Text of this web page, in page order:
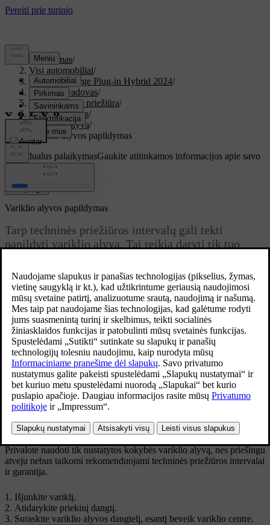
Palaikymas/
Visi automobiliai/
XC60 Recharge Plug-in Hybrid 2024/
Vartotojo vadovas/
Rūpinimasis ir priežiūra/
Variklio skyrius/
Variklio alyva/
Variklio alyvos papildymas
Individualus palaikymasGaukite atitinkamos informacijos apie savo
konkretų automobilį.
Prisijungti
Atnaujinta 2025-04-16
Variklio alyvos papildymas
Tarp techninės priežiūros intervalų gali tekti
papildyti variklio alyvą. Tai reikia daryti tik tuo
Žemo variklio alyvos slėgio simbolis
Jūsų automobilyje įrengti elektroniniai alyvos lygio jutikliai, kurie
įspėja, jei variklio alyvos lygis yra žemas. Jūsų automobilyje nėra
alyvos matuoklio.
Variklio alyvos lygį galite patikrinti centriniame ekrane, kai
automobilis užvedamas. Reguliariai tikrinkite alyvos lygį.
Privalote naudoti tik nustatytos kokybės variklio alyvą, nes priešingu
atveju nebus taikomi rekomenduojami techninės priežiūros intervalai
ir garantija.
Išjunkite variklį.
Atidarykite priekinį dangtį.
Suraskite variklio alyvos dangtelį, esantį beveik variklio centre.